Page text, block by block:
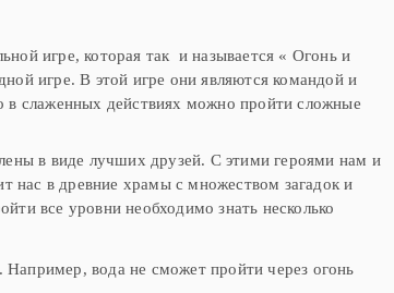
игре, которая так и называется « Огонь и
игре. В этой игре они являются командой и
в слаженных действиях можно пройти сложные
в виде лучших друзей. С этими героями нам и
нас в древние храмы с множеством загадок и
все уровни необходимо знать несколько
вода не сможет пройти через огонь